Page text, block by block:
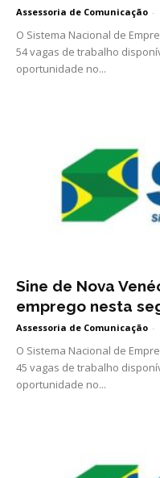
Assessoria de Comunicação -
O Sistema Nacional de
54 vagas de trabalho
oportunidade no...
Sine de Nova
emprego nesta
Assessoria de Comunicação -
O Sistema Nacional de
45 vagas de trabalho
oportunidade no...